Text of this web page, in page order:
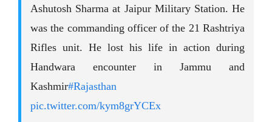
Ashutosh Sharma at Jaipur Military Station. He
was the commanding officer of the 21 Rashtriya
Rifles unit. He lost his life in action during
Handwara encounter in Jammu and
Kashmir#Rajasthan
pic.twitter.com/kym8grYCEx